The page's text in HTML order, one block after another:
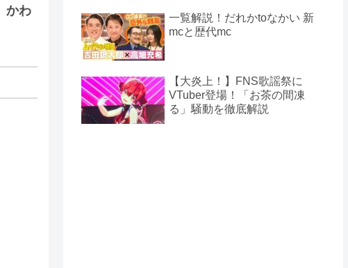
かわ
一覧解説！だれかtoなかい 新
mcと歴代mc
【大炎上！】FNS歌謡祭に
VTuber登場！「お茶の間凍
る」騒動を徹底解説